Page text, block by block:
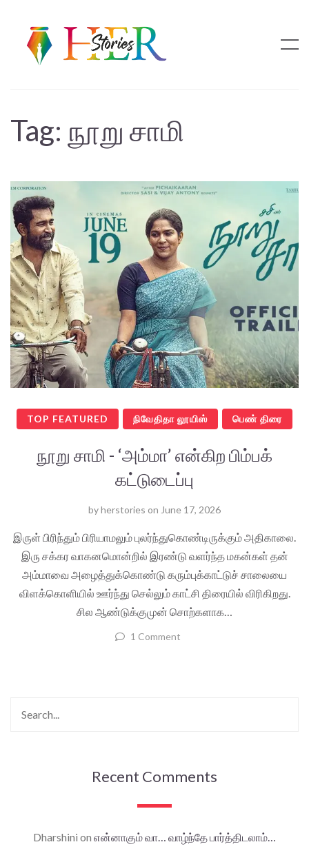
Tag: நூறு சாமி
TOP FEATURED நிவேதிதா லூயிஸ் பெண் திரை
நூறு சாமி - ‘அம்மா’ என்கிற பிம்பக்
கட்டுடைப்பு
byherstories on June 17, 2026
இருள் பிரிந்தும் பிரியாமலும் புலர்ந்துகொண்டிருக்கும் அதிகாலை.
இரு சக்கர வாகனமொன்றில் இரண்டு வளர்ந்த மகன்கள் தன்
அம்மாவை அழைத்துக்கொண்டு கரும்புக்காட்டுச் சாலையை
விளக்கொளியில் ஊர்ந்து செல்லும் காட்சி திரையில் விரிகிறது.
சில ஆண்டுக்குமுன் சொற்களாக…
1 Comment
Recent Comments
Dharshini on என்னாகும் வா… வாழ்ந்தே பார்த்திடலாம்…